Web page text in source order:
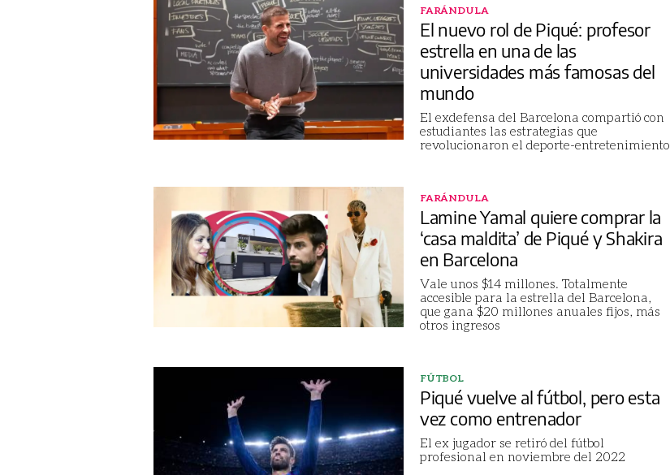
FARÁNDULA
El nuevo rol de Piqué: profesor
estrella en una de las
universidades más famosas del
mundo
El exdefensa del Barcelona compartió con
estudiantes las estrategias que
revolucionaron el deporte-entretenimiento
FARÁNDULA
Lamine Yamal quiere comprar la
‘casa maldita’ de Piqué y Shakira
en Barcelona
Vale unos $14 millones. Totalmente
accesible para la estrella del Barcelona,
que gana $20 millones anuales fijos, más
otros ingresos
FÚTBOL
Piqué vuelve al fútbol, pero esta
vez como entrenador
El ex jugador se retiró del fútbol
profesional en noviembre del 2022